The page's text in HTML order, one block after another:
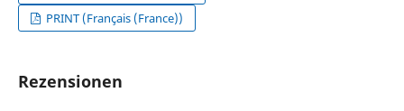
PRINT (Français (France))
Rezensionen